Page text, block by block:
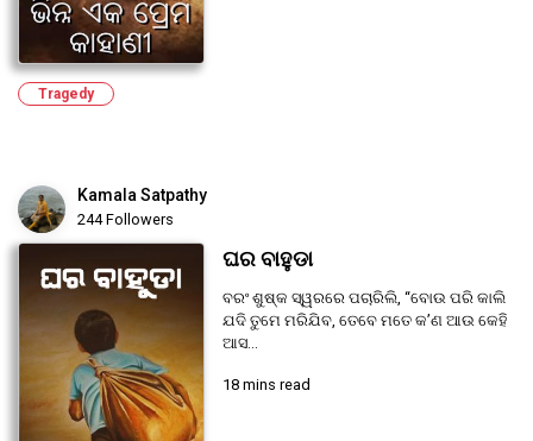
Tragedy
Kamala Satpathy
244 Followers
ଘର ବାହୁଡା
ବରଂ ଶୁଷ୍କ ସ୍ୱରରେ ପଚାରିଲି, “ବୋଉ ପରି କାଲି
ଯଦି ତୁମେ ମରିଯିବ, ତେବେ ମତେ କ’ଣ ଆଉ କେହି
ଆସ...
18 mins read